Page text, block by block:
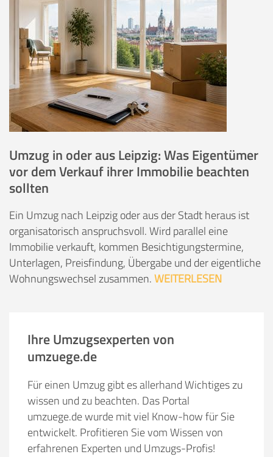
Umzug in oder aus Leipzig: Was Eigentümer
vor dem Verkauf ihrer Immobilie beachten
sollten
Ein Umzug nach Leipzig oder aus der Stadt heraus ist
organisatorisch anspruchsvoll. Wird parallel eine
Immobilie verkauft, kommen Besichtigungstermine,
Unterlagen, Preisfindung, Übergabe und der eigentliche
Wohnungswechsel zusammen.WEITERLESEN
Ihre Umzugsexperten von
umzuege.de
Für einen Umzug gibt es allerhand Wichtiges zu
wissen und zu beachten. Das Portal
umzuege.de wurde mit viel Know-how für Sie
entwickelt. Profitieren Sie vom Wissen von
erfahrenen Experten und Umzugs-Profis!